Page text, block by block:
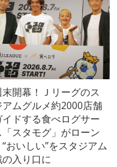
開幕！Ｊリーグのス
アムグルメ約2000店舗
イドする食べログサー
「スタモグ」がローン
おいしい”をスタジアム
入り口に